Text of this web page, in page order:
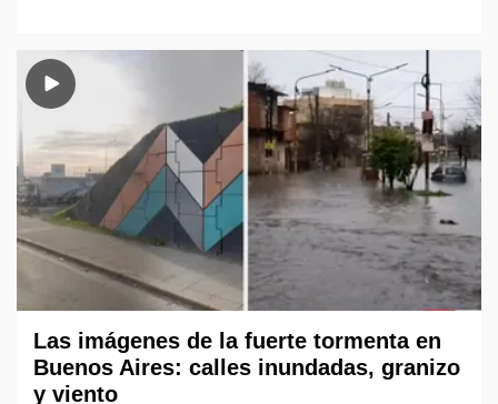
Las imágenes de la fuerte tormenta en
Buenos Aires: calles inundadas, granizo
y viento